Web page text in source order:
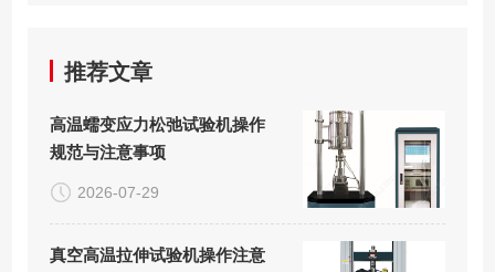
推荐文章
高温蠕变应力松弛试验机操作
规范与注意事项
2026-07-29
真空高温拉伸试验机操作注意